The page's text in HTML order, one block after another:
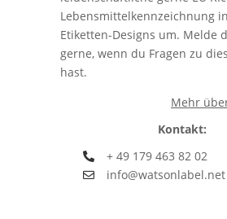
Lebensmittelkennzeichnung
Etiketten-Designs um. Melde
gerne, wenn du Fragen zu
hast.
Mehr
Kontakt:
+ 49 179 463 82 02
info@watsonlabel.net